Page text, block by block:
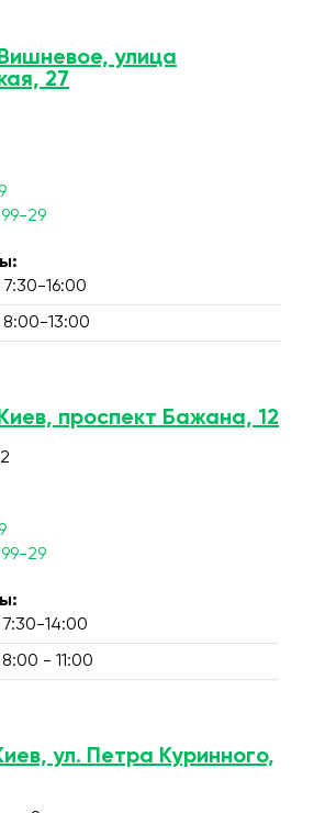
улица
27
29
7:30-16:00
8:00-13:00
проспект Бажана, 12
29
7:30-14:00
8:00 - 11:00
ул. Петра Куринного,